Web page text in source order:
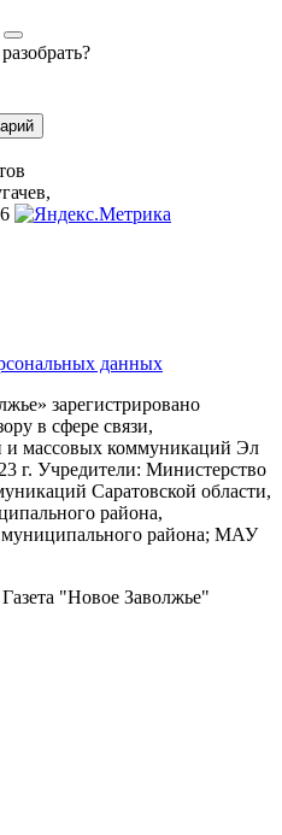
данных
зарегистрировано
в сфере связи,
массовых коммуникаций Эл
г. Учредители: Министерство
Саратовской области,
района,
муниципального района; МАУ
"Новое Заволжье"